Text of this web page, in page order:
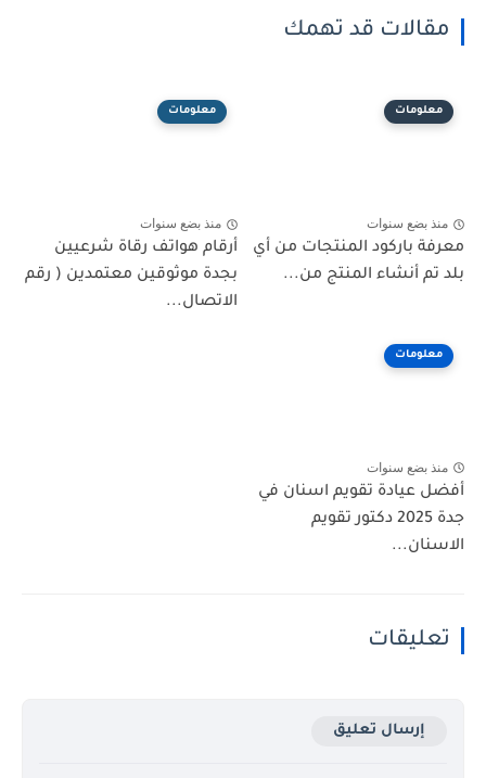
مقالات قد تهمك
معلومات
منذ بضع سنوات
معرفة باركود المنتجات من أي
بلد تم أنشاء المنتج من...
معلومات
منذ بضع سنوات
أرقام هواتف رقاة شرعيين
بجدة موثوقين معتمدين ( رقم
الاتصال...
معلومات
منذ بضع سنوات
أفضل عيادة تقويم اسنان في
جدة 2025 دكتور تقويم
الاسنان...
تعليقات
إرسال تعليق